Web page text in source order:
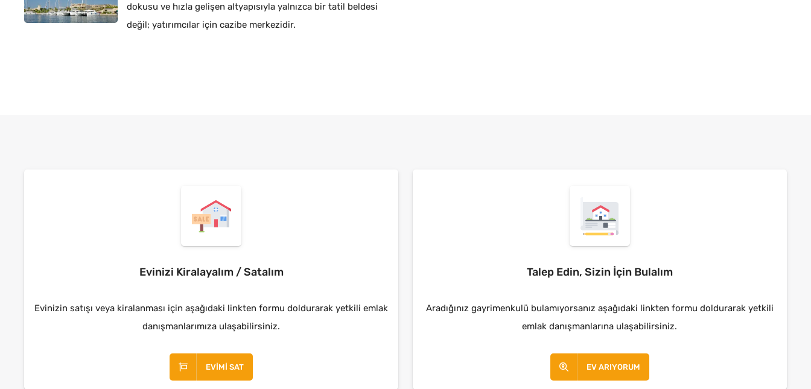
dokusu ve hızla gelişen altyapısıyla yalnızca bir tatil beldesi
değil; yatırımcılar için cazibe merkezidir.
Evinizi Kiralayalım / Satalım
Evinizin satışı veya kiralanması için aşağıdaki linkten formu doldurarak yetkili emlak
danışmanlarımıza ulaşabilirsiniz.
EVIMI SAT
Talep Edin, Sizin İçin Bulalım
Aradığınız gayrimenkulü bulamıyorsanız aşağıdaki linkten formu doldurarak yetkili
emlak danışmanlarına ulaşabilirsiniz.
EV ARIYORUM